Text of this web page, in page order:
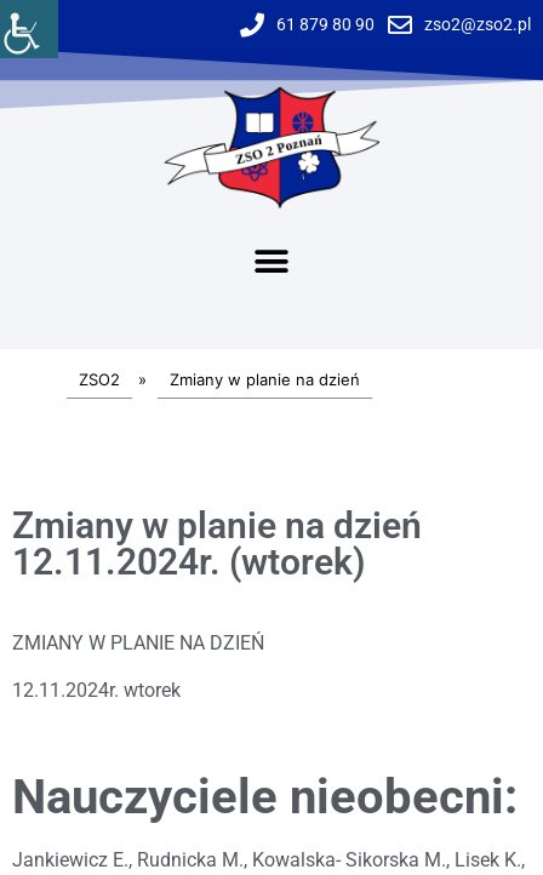
61 879 80 90 zso2@zso2.pl
ZSO2 » Zmiany w planie na dzień
Zmiany w planie na dzień
12.11.2024r. (wtorek)
ZMIANY W PLANIE NA DZIEŃ
12.11.2024r. wtorek
Nauczyciele nieobecni:
Jankiewicz E., Rudnicka M., Kowalska- Sikorska M., Lisek K.,